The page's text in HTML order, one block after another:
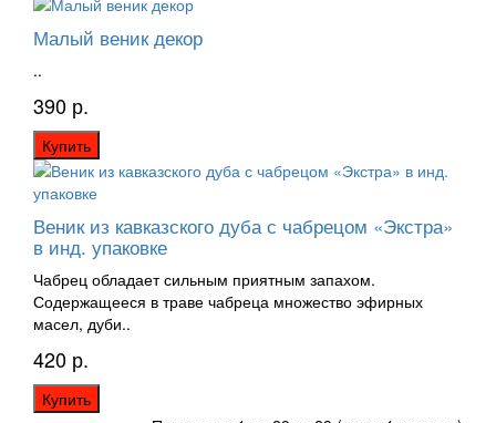
Малый веник декор
..
390 р.
Купить
Веник из кавказского дуба с чабрецом «Экстра»
в инд. упаковке
Чабрец обладает сильным приятным запахом.
Содержащееся в траве чабреца множество эфирных
масел, дуби..
420 р.
Купить